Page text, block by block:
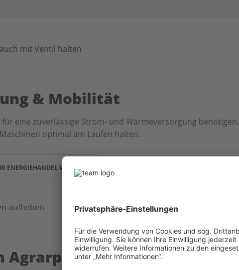
& Mobilität
für eine zuverlässige Strom- und Wärmeversorgung
optimal am Laufen halten.
ENERGIEHANDEL VOR ORT
Agrarprodukten gut versorgt